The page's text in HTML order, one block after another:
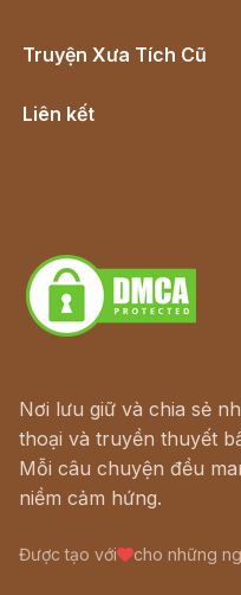
Truyện Xưa Tích Cũ
Liên kết
Nơi lưu giữ và chia sẻ
thoại và truyền thuyết
Mỗi câu chuyện đều
niềm cảm hứng.
Được tạo với cho những